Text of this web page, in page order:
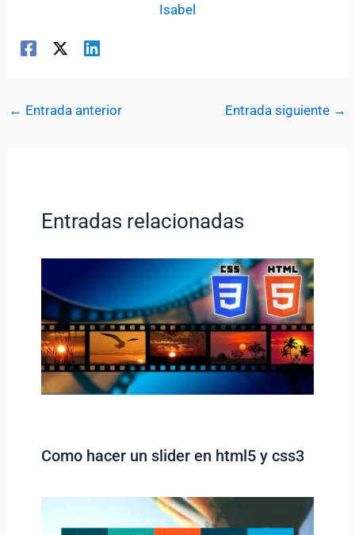
Isabel
← Entrada anterior Entrada siguiente →
Entradas relacionadas
Como hacer un slider en html5 y css3